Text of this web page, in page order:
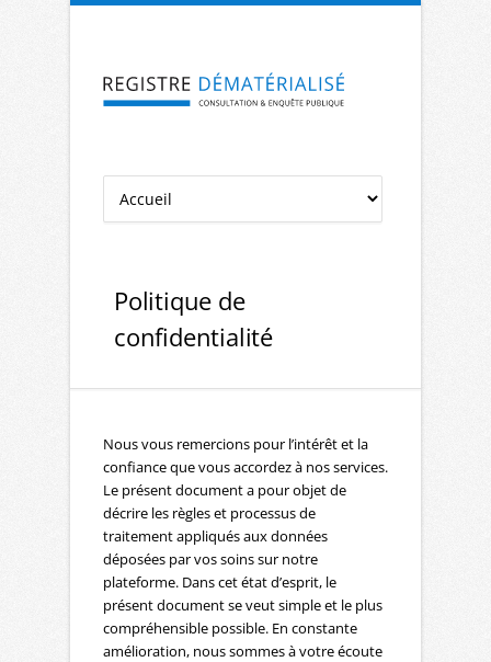
Aller à la navigation Aller au contenu
Politique de
confidentialité
Nous vous remercions pour l’intérêt et la
confiance que vous accordez à nos services.
Le présent document a pour objet de
décrire les règles et processus de
traitement appliqués aux données
déposées par vos soins sur notre
plateforme. Dans cet état d’esprit, le
présent document se veut simple et le plus
compréhensible possible. En constante
amélioration, nous sommes à votre écoute